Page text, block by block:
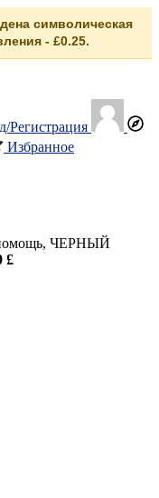
символическая
- £0.25.
Регистрация
Избранное
помощь, ЧЕРНЫЙ
£